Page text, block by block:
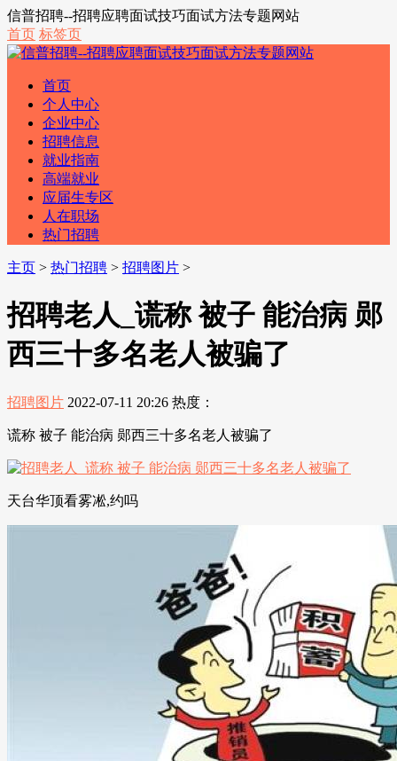
信普招聘--招聘应聘面试技巧面试方法专题网站
首页 标签页
首页
个人中心
企业中心
招聘信息
就业指南
高端就业
应届生专区
人在职场
热门招聘
主页 > 热门招聘 > 招聘图片 >
招聘老人_谎称 被子 能治病 郧
西三十多名老人被骗了
招聘图片 2022-07-11 20:26 热度：
谎称 被子 能治病 郧西三十多名老人被骗了
天台华顶看雾凇,约吗